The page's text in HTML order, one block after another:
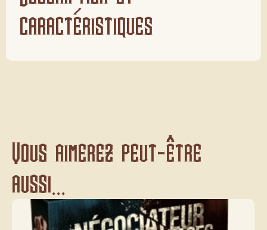
caractéristiques
Vous aimerez peut-être
aussi...